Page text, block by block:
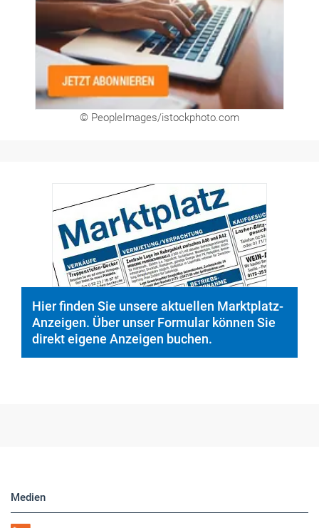
© PeopleImages/istockphoto.com
Hier finden Sie unsere aktuellen Marktplatz-
Anzeigen. Über unser Formular können Sie
direkt eigene Anzeigen buchen.
Medien